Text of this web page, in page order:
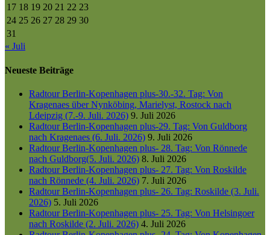
17 18 19 20 21 22 23
24 25 26 27 28 29 30
31
« Juli
Neueste Beiträge
Radtour Berlin-Kopenhagen plus-30.-32. Tag: Von
Kragenaes über Nynköbing, Marielyst, Rostock nach
Ldeipzig (7.-9. Juli. 2026) 9. Juli 2026
Radtour Berlin-Kopenhagen plus-29. Tag: Von Guldborg
nach Kragenaes (6. Juli. 2026) 9. Juli 2026
Radtour Berlin-Kopenhagen plus- 28. Tag: Von Rönnede
nach Guldborg(5. Juli. 2026) 8. Juli 2026
Radtour Berlin-Kopenhagen plus- 27. Tag: Von Roskilde
nach Rönnede (4. Juli. 2026) 7. Juli 2026
Radtour Berlin-Kopenhagen plus- 26. Tag: Roskilde (3. Juli.
2026) 5. Juli 2026
Radtour Berlin-Kopenhagen plus- 25. Tag: Von Helsingoer
nach Roskilde (2. Juli. 2026) 4. Juli 2026